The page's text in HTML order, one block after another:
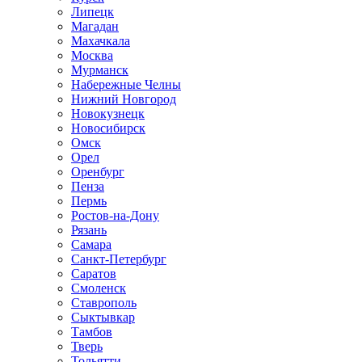
Липецк
Магадан
Махачкала
Москва
Мурманск
Набережные Челны
Нижний Новгород
Новокузнецк
Новосибирск
Омск
Орел
Оренбург
Пенза
Пермь
Ростов-на-Дону
Рязань
Самара
Санкт-Петербург
Саратов
Смоленск
Ставрополь
Сыктывкар
Тамбов
Тверь